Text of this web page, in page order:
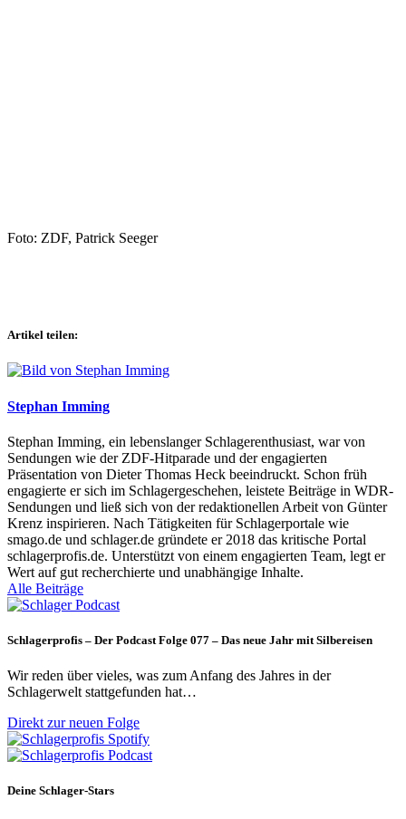
Foto: ZDF, Patrick Seeger
Artikel teilen:
Stephan Imming
Stephan Imming, ein lebenslanger Schlagerenthusiast, war von
Sendungen wie der ZDF-Hitparade und der engagierten
Präsentation von Dieter Thomas Heck beeindruckt. Schon früh
engagierte er sich im Schlagergeschehen, leistete Beiträge in WDR-
Sendungen und ließ sich von der redaktionellen Arbeit von Günter
Krenz inspirieren. Nach Tätigkeiten für Schlagerportale wie
smago.de und schlager.de gründete er 2018 das kritische Portal
schlagerprofis.de. Unterstützt von einem engagierten Team, legt er
Wert auf gut recherchierte und unabhängige Inhalte.
Alle Beiträge
Schlagerprofis – Der Podcast Folge 077 – Das neue Jahr mit Silbereisen
Wir reden über vieles, was zum Anfang des Jahres in der
Schlagerwelt stattgefunden hat…
Direkt zur neuen Folge
Deine Schlager-Stars